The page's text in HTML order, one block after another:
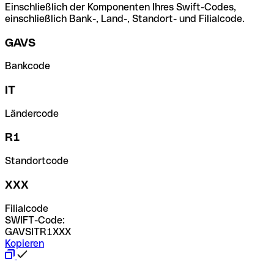
Einschließlich der Komponenten Ihres Swift-Codes,
einschließlich Bank-, Land-, Standort- und Filialcode.
GAVS
Bankcode
IT
Ländercode
R1
Standortcode
XXX
Filialcode
SWIFT-Code:
GAVSITR1XXX
Kopieren